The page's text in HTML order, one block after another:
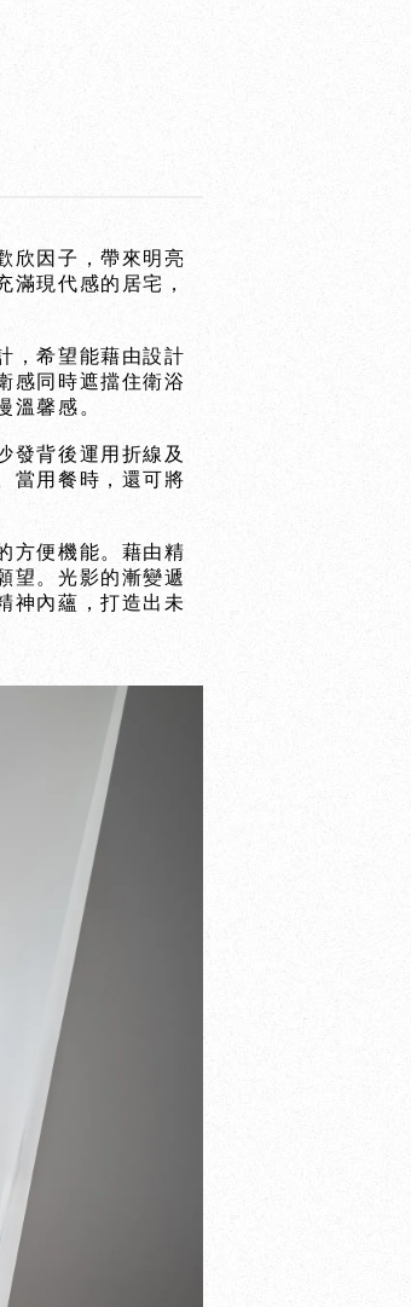
欣因子，帶來明亮
現代感的居宅，
，希望能藉由設計
感同時遮擋住衛浴
溫馨感。
發背後運用折線及
當用餐時，還可將
方便機能。藉由精
望。光影的漸變遞
神內蘊，打造出未